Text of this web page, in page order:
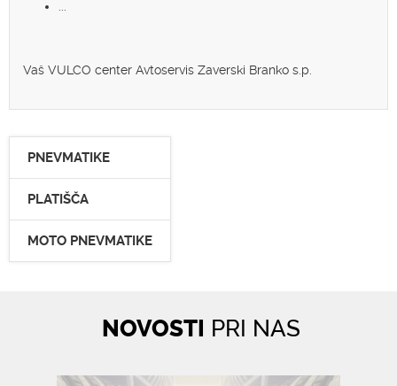
Vaš VULCO center Avtoservis Zaverski Branko s.p.
PNEVMATIKE
PLATIŠČA
MOTO PNEVMATIKE
NOVOSTI PRI NAS